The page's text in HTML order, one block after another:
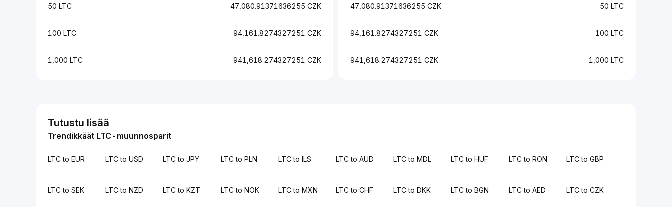
50 LTC 47,080.91371636255 CZK
100 LTC 94,161.8274327251 CZK
1,000 LTC 941,618.274327251 CZK
47,080.91371636255 CZK 50 LTC
94,161.8274327251 CZK 100 LTC
941,618.274327251 CZK 1,000 LTC
Tutustu lisää
Trendikkäät LTC-muunnosparit
LTC to EUR LTC to USD LTC to JPY LTC to PLN LTC to ILS LTC to AUD LTC to MDL LTC to HUF LTC to RON LTC to GBP
LTC to SEK LTC to NZD LTC to KZT LTC to NOK LTC to MXN LTC to CHF LTC to DKK LTC to BGN LTC to AED LTC to CZK